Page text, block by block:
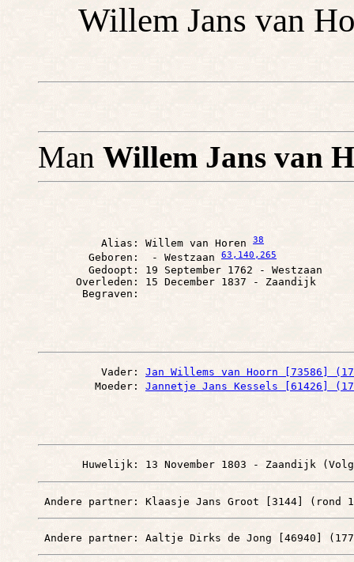
Willem Jans van
Man Willem Jans van
          Alias: Willem van Horen
38
        Geboren:  - Westzaan
63 ,140 ,265
        Gedoopt: 19 September 1762 - Westzaan
      Overleden: 15 December 1837 - Zaandijk
          Vader:
Jan Willems van Hoorn [73586]
         Moeder:
Jannetje Jans Kessels [61426]
Huwelijk: 13 November 1803 - Zaandijk
Andere partner: Klaasje Jans Groot [3144] (rond
Andere partner: Aaltje Dirks de Jong [46940]